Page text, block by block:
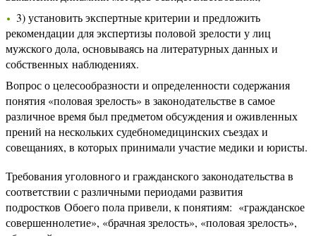
3) установить экспертные критерии и предложить
рекомендации для экспертизы половой зрелости у лиц
мужского дола, основываясь на литературных данных и
собственных наблюдениях.
Вопрос о целесообразности и определенности содержания
понятия «половая зрелость» в законодательстве в самое
различное время был предметом обсуждения и оживленных
прений на нескольких судебномедицинских съездах и
совещаниях, в которых принимали участие медики и юристы.
Требования уголовного и гражданского законодательства в
соответствии с различными периодами развития
подростков Обоего пола привели, к понятиям: «гражданское
совершеннолетие», «брачная зрелость», «половая зрелость»,